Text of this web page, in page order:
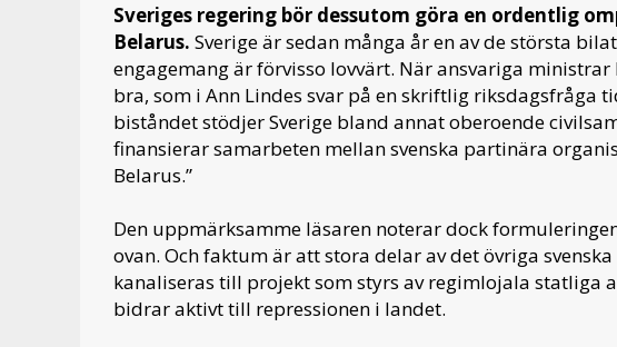
Sveriges regering bör dessutom göra en ordentlig
Belarus. Sverige är sedan många år en av de största
engagemang är förvisso lovvärt. När ansvariga
bra, som i Ann Lindes svar på en skriftlig riksdagsfråga
biståndet stödjer Sverige bland annat oberoende
finansierar samarbeten mellan svenska partinära
Belarus.”
Den uppmärksamme läsaren noterar dock
ovan. Och faktum är att stora delar av det övriga
kanaliseras till projekt som styrs av regimlojala statliga
bidrar aktivt till repressionen i landet.